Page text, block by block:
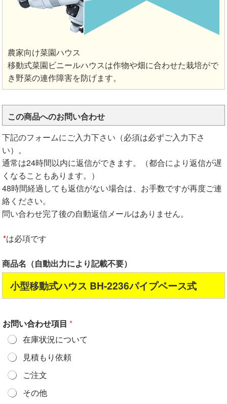
農家向け菜園ハウス
移動式菜園ビニールハウスは作物や畑に合わせた栽培がで
き野菜の連作障害を防げます。
この商品へのお問い合わせ
下記のフォームにご入力下さい（必須は必ずご入力下さ
い）。
通常は24時間以内に返信ができます。（都合により返信が遅
くなることもあります。）
48時間経過しても返信がない場合は、お手数ですが再度ご連
絡ください。
問い合わせ完了後の自動返信メールはありません。
*は必項です
商品名（自動出力により記載不要）
小型移動式ハウス BH-2236パイプベース式
お問い合わせ項目 *
在庫状況について
見積もり依頼
ご注文
その他